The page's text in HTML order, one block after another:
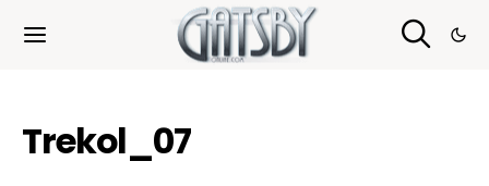
Trekol_07
Cookies management panel